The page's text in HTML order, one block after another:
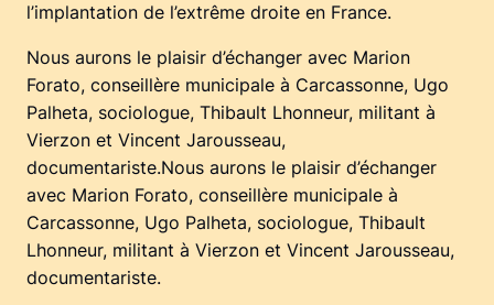
l’implantation de l’extrême droite en France.
Nous aurons le plaisir d’échanger avec Marion
Forato, conseillère municipale à Carcassonne, Ugo
Palheta, sociologue, Thibault Lhonneur, militant à
Vierzon et Vincent Jarousseau,
documentariste.Nous aurons le plaisir d’échanger
avec Marion Forato, conseillère municipale à
Carcassonne, Ugo Palheta, sociologue, Thibault
Lhonneur, militant à Vierzon et Vincent Jarousseau,
documentariste.